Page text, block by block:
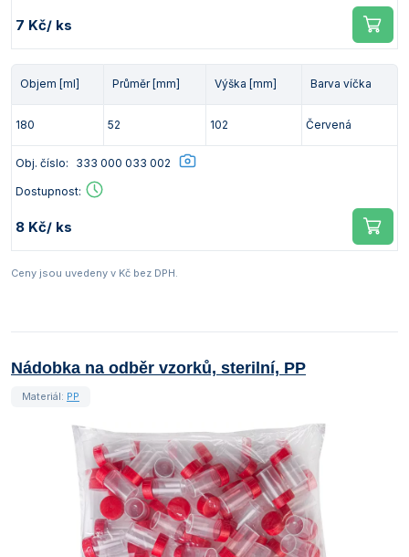
7 Kč/ ks
Objem [ml] Průměr [mm] Výška [mm] Barva víčka
180 52 102 Červená
Obj. číslo: 333 000 033 002
Dostupnost:
8 Kč/ ks
Ceny jsou uvedeny v Kč bez DPH.
Nádobka na odběr vzorků, sterilní, PP
Materiál: PP